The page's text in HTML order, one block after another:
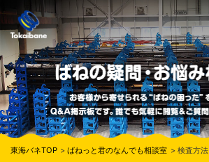
東海バネTOP ばねっと君のなんでも相談室 検査方法